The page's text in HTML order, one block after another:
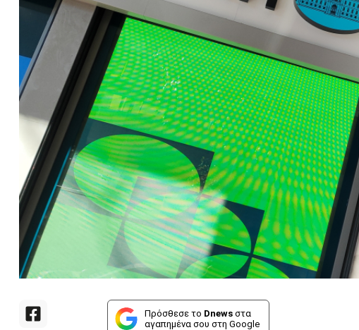
Πρόσθεσε το Dnews στα
αγαπημένα σου στη Google